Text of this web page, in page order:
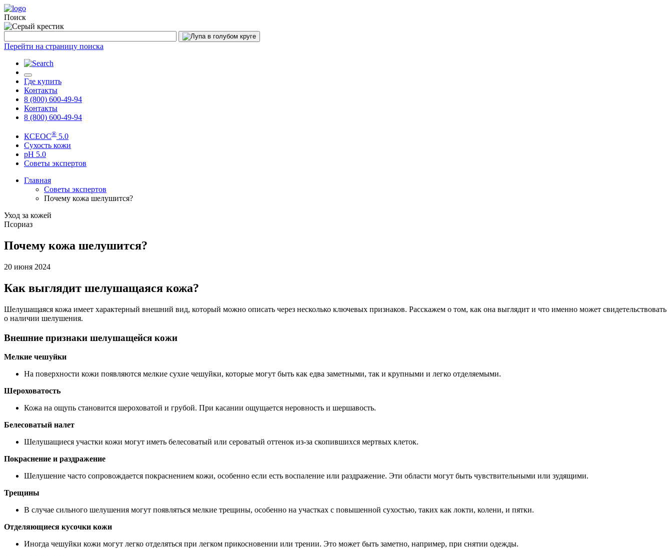
Поиск
Перейти на страницу поиска
Где купить
Контакты
8 (800) 600-49-94
Контакты
8 (800) 600-49-94
КСЕОС® 5.0
Сухость кожи
рН 5.0
Советы экспертов
Главная
Советы экспертов
Почему кожа шелушится?
Уход за кожей
Псориаз
Почему кожа шелушится?
20 июня 2024
Как выглядит шелушащаяся кожа?
Шелушащаяся кожа имеет характерный внешний вид, который можно описать через несколько ключевых признаков. Расскажем о том, как она выглядит и что именно может свидетельствовать
о наличии шелушения.
Внешние признаки шелушащейся кожи
Мелкие чешуйки
На поверхности кожи появляются мелкие сухие чешуйки, которые могут быть как едва заметными, так и крупными и легко отделяемыми.
Шероховатость
Кожа на ощупь становится шероховатой и грубой. При касании ощущается неровность и шершавость.
Белесоватый налет
Шелушащиеся участки кожи могут иметь белесоватый или сероватый оттенок из-за скопившихся мертвых клеток.
Покраснение и раздражение
Шелушение часто сопровождается покраснением кожи, особенно если есть воспаление или раздражение. Эти области могут быть чувствительными или зудящими.
Трещины
В случае сильного шелушения могут появляться мелкие трещины, особенно на участках с повышенной сухостью, таких как локти, колени, и пятки.
Отделяющиеся кусочки кожи
Иногда чешуйки кожи могут легко отделяться при легком прикосновении или трении. Это может быть заметно, например, при снятии одежды.